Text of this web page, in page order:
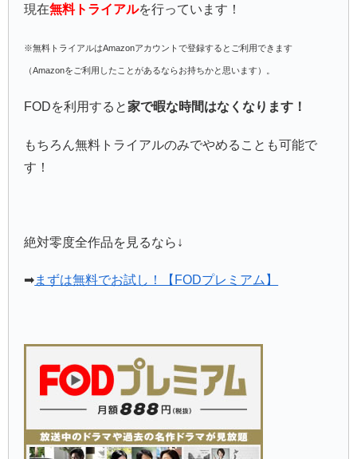
現在無料トライアルを行っています！
※無料トライアルはAmazonアカウントで登録するとご利用できます
（Amazonをご利用したことがあるならお持ちかと思います）。
FODを利用すると家で暇な時間はなくなります！
もちろん無料トライアルのみでやめることも可能で
す！
絶対零度全作品を見るなら↓
➡まずは無料でお試し！【FODプレミアム】